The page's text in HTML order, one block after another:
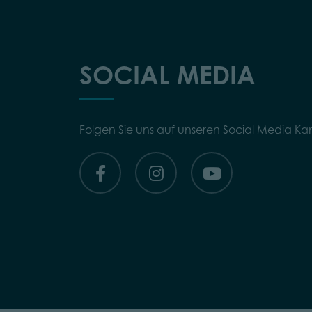
SOCIAL MEDIA
Folgen Sie uns auf unseren Social Media